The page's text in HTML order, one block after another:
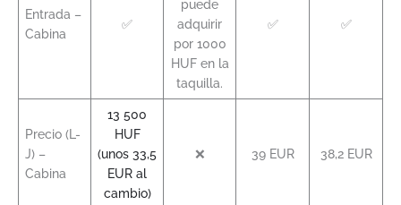
Entrada –
Cabina
✅
puede
adquirir
por 1000
HUF en la
taquilla.
✅ ✅
Precio (L-
J) –
Cabina
13 500
HUF
(unos 33,5
EUR al
cambio)
❌ 39 EUR 38,2 EUR